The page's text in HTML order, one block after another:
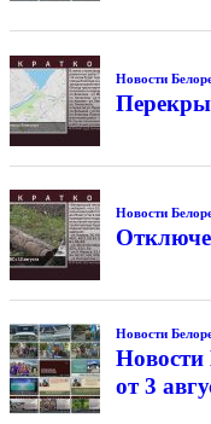
Новости
Новости
Новости
Новости
от 3